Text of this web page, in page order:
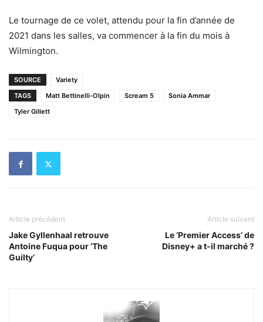
Le tournage de ce volet, attendu pour la fin d’année de
2021 dans les salles, va commencer à la fin du mois à
Wilmington.
SOURCE
Variety
TAGS
Matt Bettinelli-Olpin Scream 5
Sonia Ammar
Tyler Gillett
Article précédent
Jake Gyllenhaal retrouve
Antoine Fuqua pour ‘The
Guilty’
Article suivant
Le ‘Premier Access’ de
Disney+ a t-il marché ?